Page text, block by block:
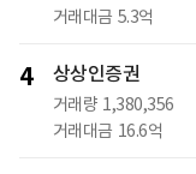
거래대금 5.3억
4 상상인증권
거래량 1,380,356
거래대금 16.6억